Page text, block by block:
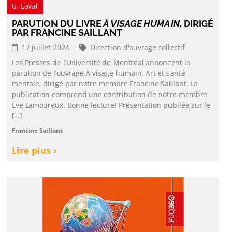
U. Laval
PARUTION DU LIVREÀ VISAGE HUMAIN, DIRIGÉ
PAR FRANCINE SAILLANT
17 juillet 2024
Direction d'ouvrage collectif
Les Presses de l’Université de Montréal annoncent la
parution de l’ouvrage À visage humain. Art et santé
mentale, dirigé par notre membre Francine Saillant. La
publication comprend une contribution de notre membre
Ève Lamoureux. Bonne lecture! Présentation publiée sur le
[…]
Francine Saillant
Lire plus ›